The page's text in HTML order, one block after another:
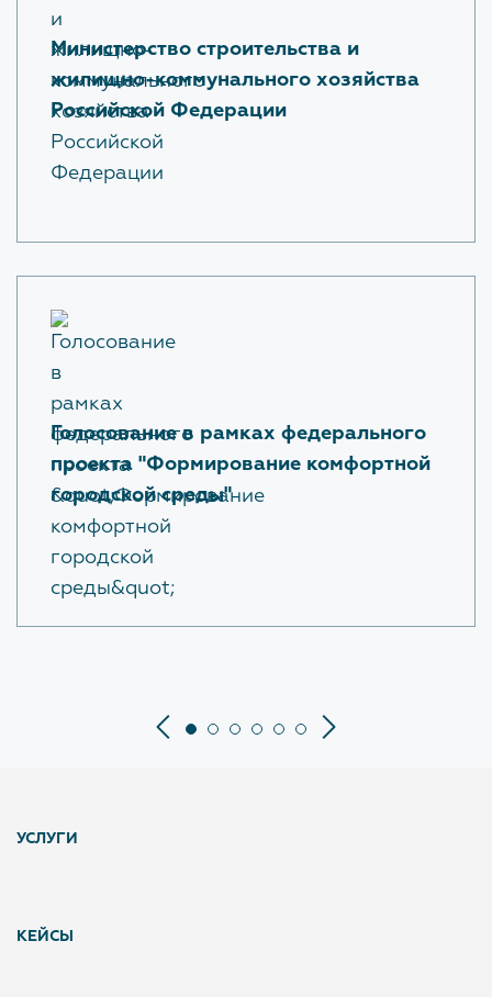
Министерство строительства и
жилищно-коммунального хозяйства
Российской Федерации
Голосование в рамках федерального
проекта "Формирование комфортной
городской среды"
УСЛУГИ
КЕЙСЫ